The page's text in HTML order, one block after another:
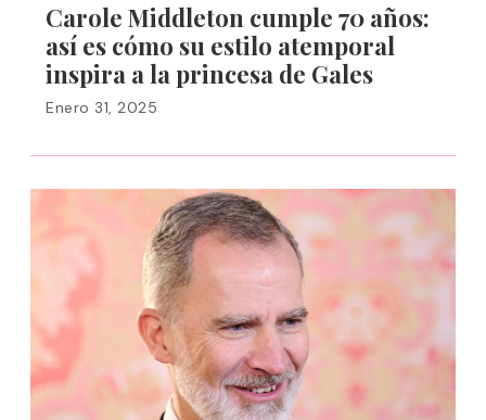
Carole Middleton cumple 70 años:
así es cómo su estilo atemporal
inspira a la princesa de Gales
Enero 31, 2025